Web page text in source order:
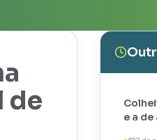
de
e a